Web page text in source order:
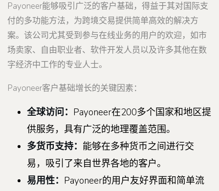
Payoneer能够吸引广泛的客户基础，得益于其对国际支
付的多功能方法，为跨境交易提供简单高效的解决方
案。该公司尤其受到参与在线业务的用户的欢迎，如市
场卖家、自由职业者、软件开发人员以及许多其他在数
字经济中工作的专业人士。
Payoneer客户基础增长的关键因素：
全球访问： Payoneer在200多个国家和地区提
供服务，具有广泛的地理覆盖范围。
多货币支持： 能够在多种货币之间进行交
易，吸引了来自世界各地的客户。
易用性： Payoneer的用户友好界面和简单流